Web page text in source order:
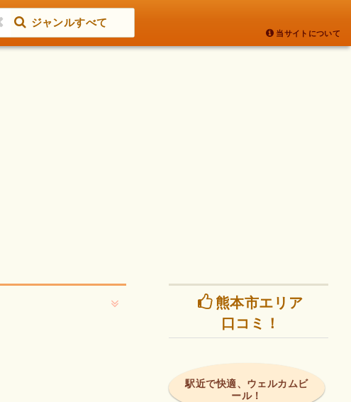
ジャンルすべて
当サイトについて
熊本市エリア
口コミ！
駅近で快適、ウェルカムビ
ール！